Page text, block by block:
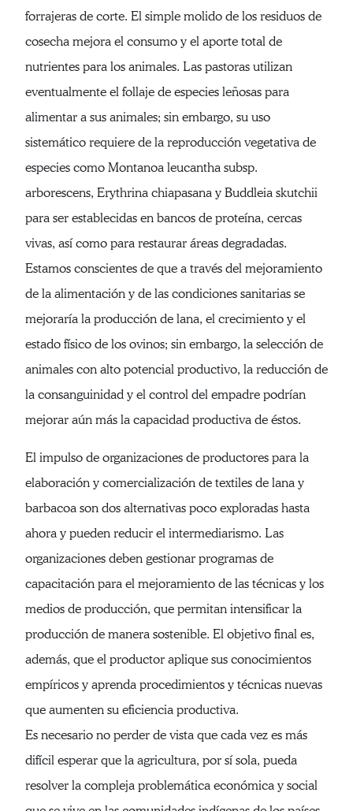
forrajeras de corte. El simple molido de los residuos de
cosecha mejora el consumo y el aporte total de
nutrientes para los animales. Las pastoras utilizan
eventualmente el follaje de especies leñosas para
alimentar a sus animales; sin embargo, su uso
sistemático requiere de la reproducción vegetativa de
especies como Montanoa leucantha subsp.
arborescens, Erythrina chiapasana y Buddleia skutchii
para ser establecidas en bancos de proteína, cercas
vivas, así como para restaurar áreas degradadas.
Estamos conscientes de que a través del mejoramiento
de la alimentación y de las condiciones sanitarias se
mejoraría la producción de lana, el crecimiento y el
estado físico de los ovinos; sin embargo, la selección de
animales con alto potencial productivo, la reducción de
la consanguinidad y el control del empadre podrían
mejorar aún más la capacidad productiva de éstos.
El impulso de organizaciones de productores para la
elaboración y comercialización de textiles de lana y
barbacoa son dos alternativas poco exploradas hasta
ahora y pueden reducir el intermediarismo. Las
organizaciones deben gestionar programas de
capacitación para el mejoramiento de las técnicas y los
medios de producción, que permitan intensificar la
producción de manera sostenible. El objetivo final es,
además, que el productor aplique sus conocimientos
empíricos y aprenda procedimientos y técnicas nuevas
que aumenten su eficiencia productiva.
Es necesario no perder de vista que cada vez es más
difícil esperar que la agricultura, por sí sola, pueda
resolver la compleja problemática económica y social